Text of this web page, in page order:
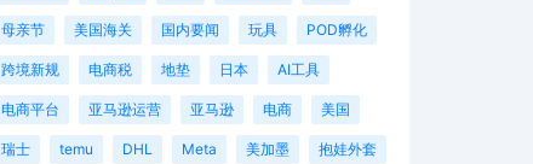
母亲节 美国海关 国内要闻 玩具 POD孵化
跨境新规 电商税 地垫 日本 AI工具
电商平台 亚马逊运营 亚马逊 电商 美国
瑞士 temu DHL Meta 美加墨 抱娃外套